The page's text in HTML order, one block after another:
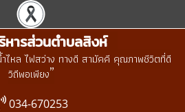
หารส่วนตำบลสิงห์
ำไหล ไฟสว่าง ทางดี สามัคคี คุณภาพชีวิตที่ดี
วิถีพอเพียง”
034-670253